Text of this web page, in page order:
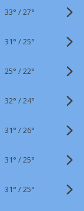
33° /27°
31° /25°
25° /22°
32° /24°
31° /26°
31° /25°
31° /25°